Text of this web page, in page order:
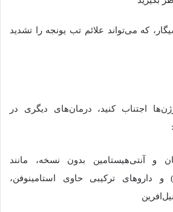
که می‌تواند علائم تب یونجه را تشدید
اجتناب کنید، درمان‌های دیگری در
و آنتی‌هیستامین بدون نسخه، مانند
ستریزین (Zyrtec) و داروهای ترکیبی حاوی استامینوفن،